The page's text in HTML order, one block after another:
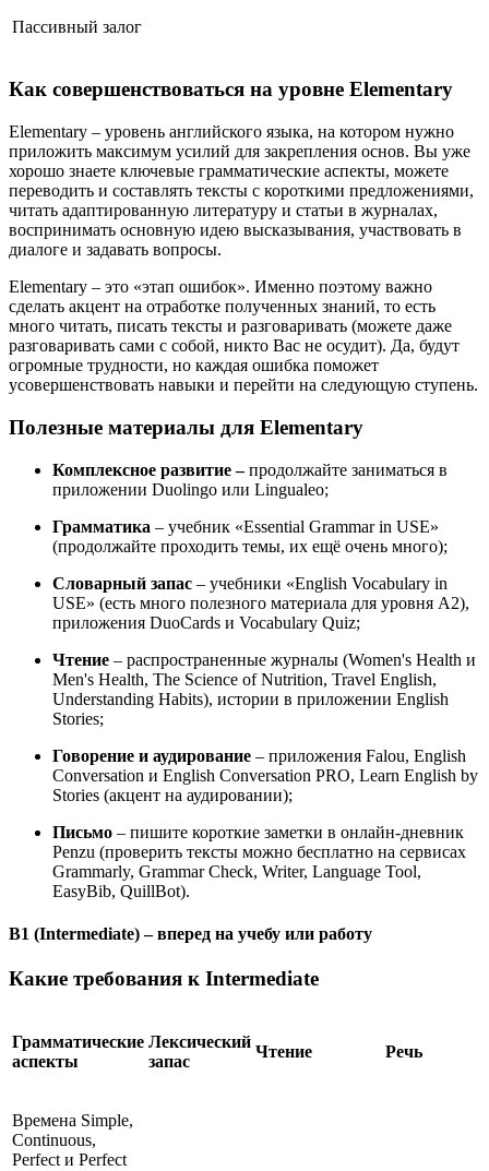
Пассивный залог
Как совершенствоваться на уровне Elementary
Elementary – уровень английского языка, на котором нужно
приложить максимум усилий для закрепления основ. Вы уже
хорошо знаете ключевые грамматические аспекты, можете
переводить и составлять тексты с короткими предложениями,
читать адаптированную литературу и статьи в журналах,
воспринимать основную идею высказывания, участвовать в
диалоге и задавать вопросы.
Elementary – это «этап ошибок». Именно поэтому важно
сделать акцент на отработке полученных знаний, то есть
много читать, писать тексты и разговаривать (можете даже
разговаривать сами с собой, никто Вас не осудит). Да, будут
огромные трудности, но каждая ошибка поможет
усовершенствовать навыки и перейти на следующую ступень.
Полезные материалы для Elementary
Комплексное развитие –продолжайте заниматься в
приложении Duolingo или Lingualeo;
Грамматика – учебник «Essential Grammar in USE»
(продолжайте проходить темы, их ещё очень много);
Словарный запас – учебники «English Vocabulary in
USE» (есть много полезного материала для уровня A2),
приложения DuoCards и Vocabulary Quiz;
Чтение – распространенные журналы (Women's Health и
Men's Health, The Science of Nutrition, Travel English,
Understanding Habits), истории в приложении English
Stories;
Говорение и аудирование – приложения Falou, English
Conversation и English Conversation PRO, Learn English by
Stories (акцент на аудировании);
Письмо – пишите короткие заметки в онлайн-дневник
Penzu (проверить тексты можно бесплатно на сервисах
Grammarly, Grammar Check, Writer, Language Tool,
EasyBib, QuillBot).
B1 (Intermediate) – вперед на учебу или работу
Какие требования к Intermediate
Грамматические
аспекты
Лексический
запас
Чтение Речь
Времена Simple,
Continuous,
Perfect и Perfect